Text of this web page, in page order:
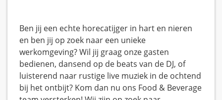
Ben jij een echte horecatijger in hart en nieren
en ben jij op zoek naar een unieke
werkomgeving? Wil jij graag onze gasten
bedienen, dansend op de beats van de DJ, of
luisterend naar rustige live muziek in de ochtend
bij het ontbijt? Kom dan nu ons Food & Beverage